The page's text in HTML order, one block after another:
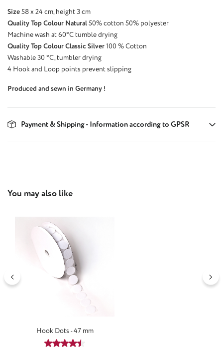
Size58 x 24 cm, height 3 cm
Quality Top Colour Natural50% cotton 50% polyester
Machine wash at 60°C tumble drying
Quality Top Colour Classic Silver100 % Cotton
Washable 30 °C, tumbler drying
4 Hook and Loop points prevent slipping
Produced and sewn in Germany !
Payment & Shipping - Information according to GPSR
Skip product gallery
You may also like
Hook Dots - 47 mm
Average rating of 4.5 out of 5 stars